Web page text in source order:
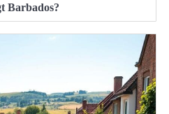
Barbados?